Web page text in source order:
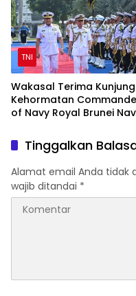
TNI
Wakasal Terima
Kehormatan
of Navy Royal Brunei
Tinggalkan
Alamat email Anda tidak
wajib ditandai *